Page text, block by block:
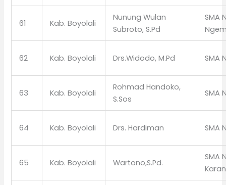
61 Kab. Boyolali
Nunung Wulan
Subroto, S.Pd
SMA
62 Kab. Boyolali Drs.Widodo, M.Pd SMA
63 Kab. Boyolali
Rohmad Handoko,
S.Sos
SMA
64 Kab. Boyolali Drs. Hardiman SMA
65 Kab. Boyolali Wartono,S.Pd.
SMA